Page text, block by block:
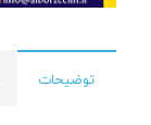
توضیحات